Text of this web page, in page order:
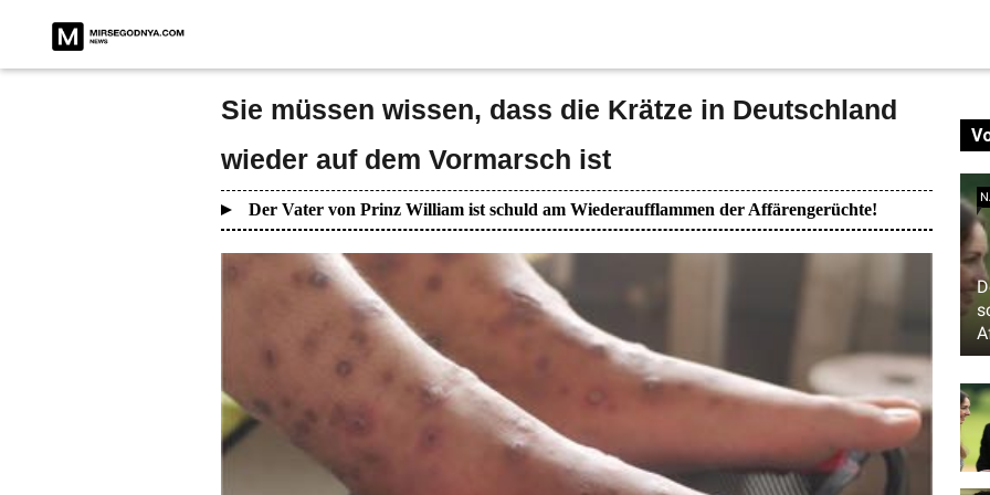
Sie müssen wissen, dass die Krätze in Deutschland
wieder auf dem Vormarsch ist
Der Vater von Prinz William ist schuld am Wiederaufflammen der Affärengerüchte!